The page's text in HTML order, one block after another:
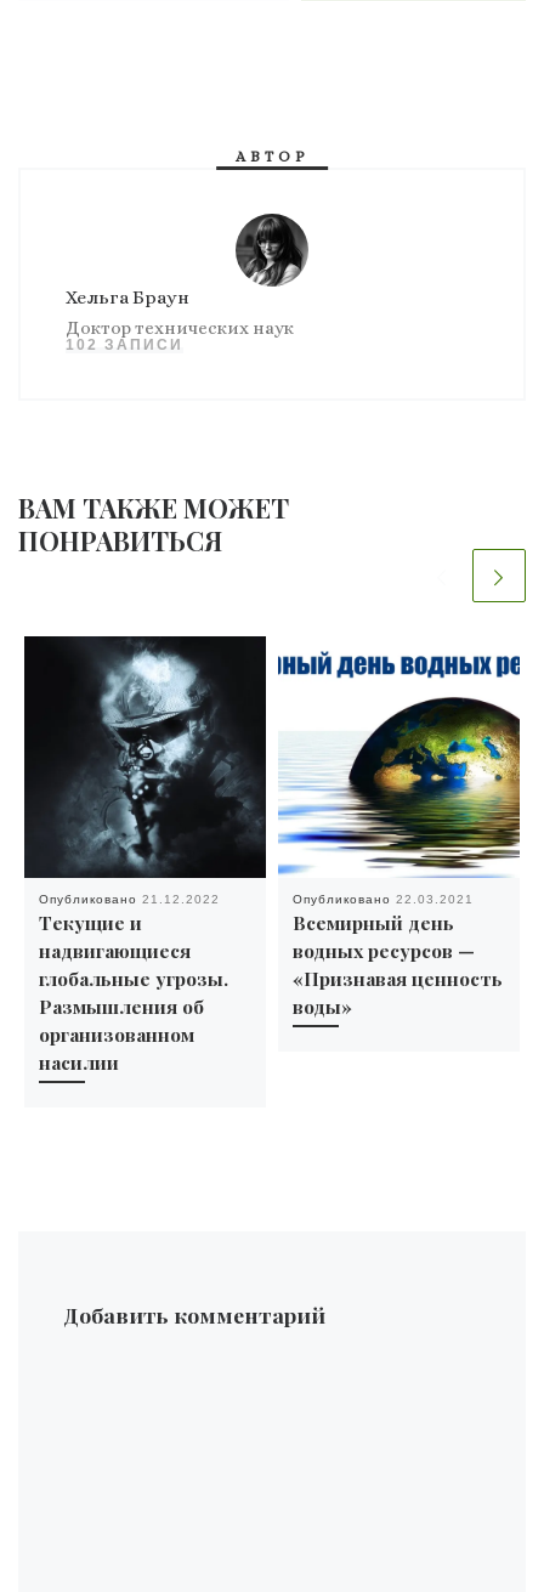
АВТОР
Хельга Браун
Доктор технических наук
102 ЗАПИСИ
ВАМ ТАКЖЕ МОЖЕТ
ПОНРАВИТЬСЯ
Опубликовано 21.12.2022
Текущие и
надвигающиеся
глобальные угрозы.
Размышления об
организованном
насилии
Опубликовано 22.03.2021
Всемирный день
водных ресурсов —
«Признавая ценность
воды»
Добавить комментарий